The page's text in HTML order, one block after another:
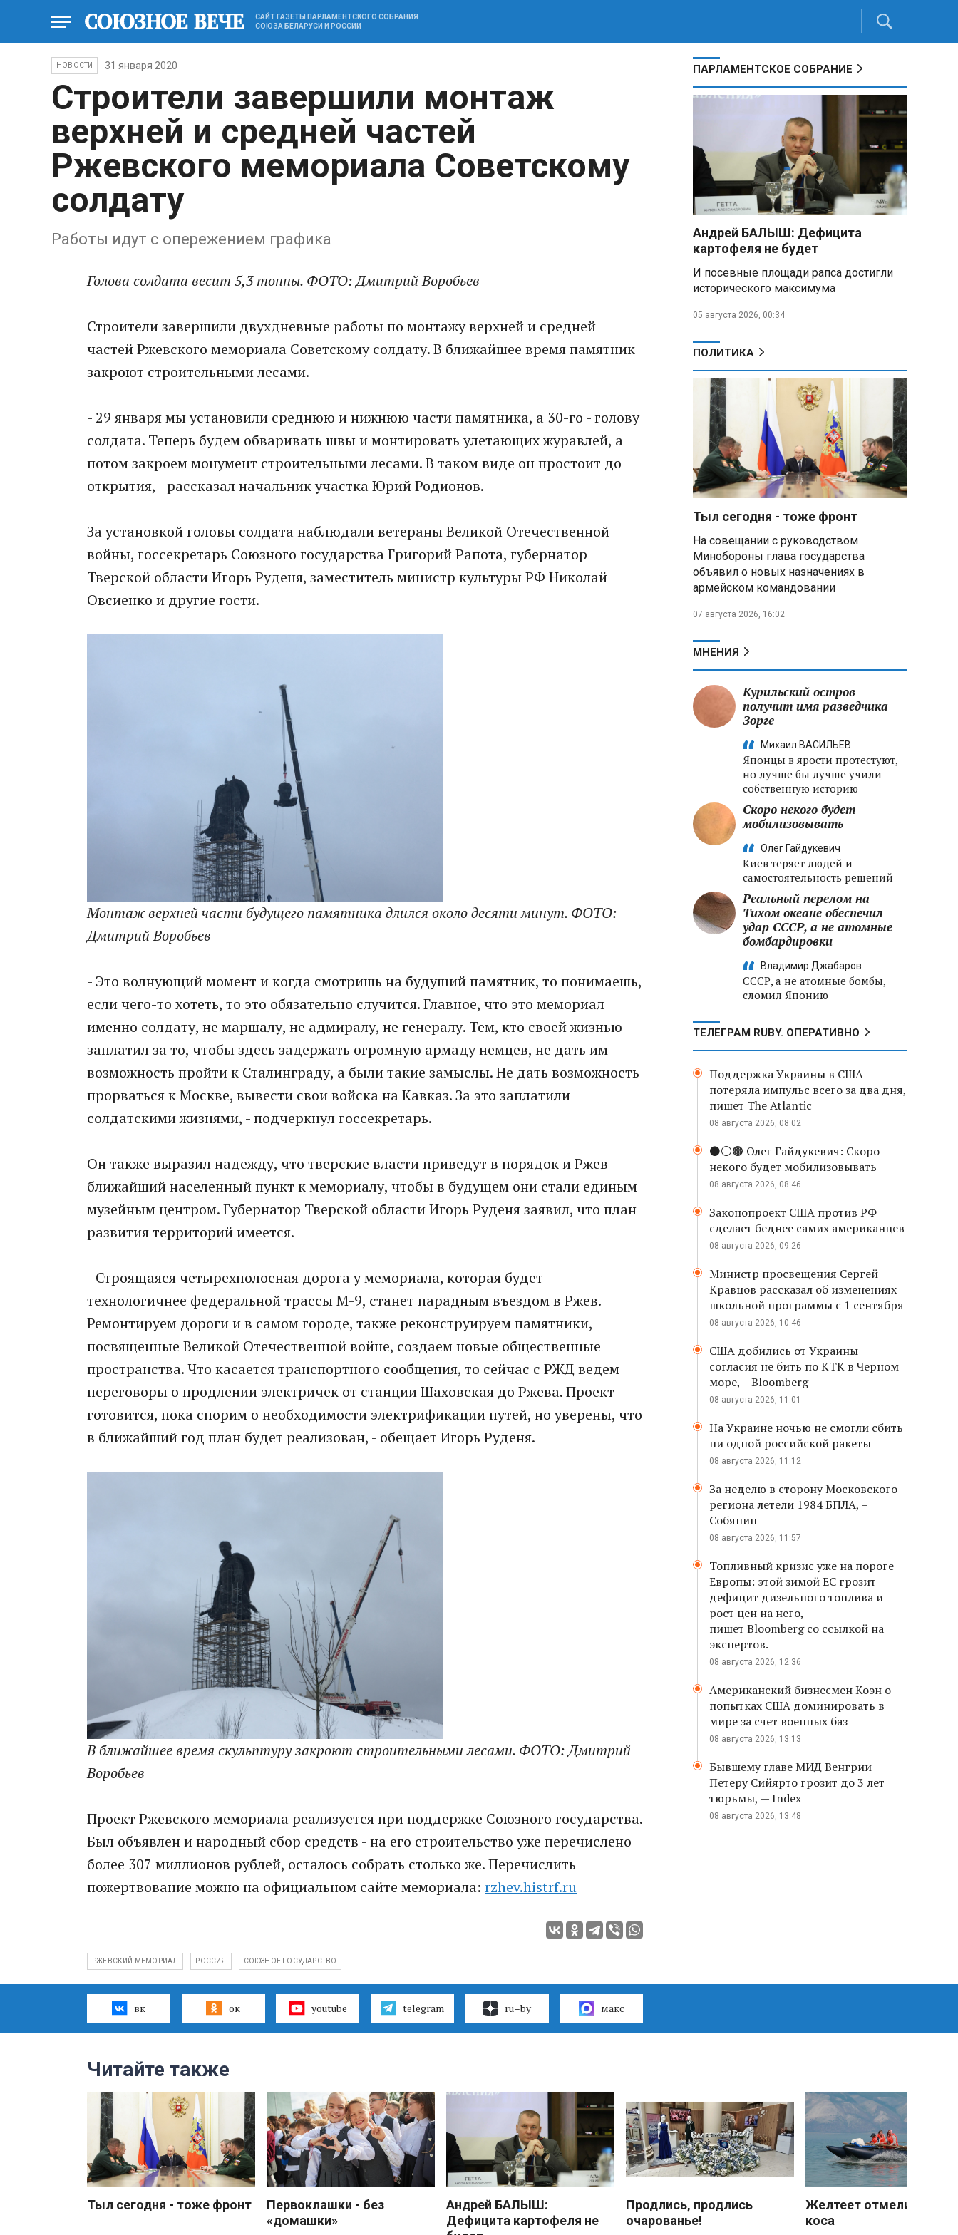
САЙТ ГАЗЕТЫ ПАРЛАМЕНТСКОГО СОБРАНИЯ
СОЮЗА БЕЛАРУСИ И РОССИИ
НОВОСТИ 31 января 2020
Строители завершили монтаж
верхней и средней частей
Ржевского мемориала Советскому
солдату
Работы идут с опережением графика
Голова солдата весит 5,3 тонны. ФОТО: Дмитрий Воробьев
Строители завершили двухдневные работы по монтажу верхней и средней
частей Ржевского мемориала Советскому солдату. В ближайшее время памятник
закроют строительными лесами.
- 29 января мы установили среднюю и нижнюю части памятника, а 30-го - голову
солдата. Теперь будем обваривать швы и монтировать улетающих журавлей, а
потом закроем монумент строительными лесами. В таком виде он простоит до
открытия, - рассказал начальник участка Юрий Родионов.
За установкой головы солдата наблюдали ветераны Великой Отечественной
войны, госсекретарь Союзного государства Григорий Рапота, губернатор
Тверской области Игорь Руденя, заместитель министр культуры РФ Николай
Овсиенко и другие гости.
Монтаж верхней части будущего памятника длился около десяти минут. ФОТО:
Дмитрий Воробьев
- Это волнующий момент и когда смотришь на будущий памятник, то понимаешь,
если чего-то хотеть, то это обязательно случится. Главное, что это мемориал
именно солдату, не маршалу, не адмиралу, не генералу. Тем, кто своей жизнью
заплатил за то, чтобы здесь задержать огромную армаду немцев, не дать им
возможность пройти к Сталинграду, а были такие замыслы. Не дать возможность
прорваться к Москве, вывести свои войска на Кавказ. За это заплатили
солдатскими жизнями, - подчеркнул госсекретарь.
Он также выразил надежду, что тверские власти приведут в порядок и Ржев –
ближайший населенный пункт к мемориалу, чтобы в будущем они стали единым
музейным центром. Губернатор Тверской области Игорь Руденя заявил, что план
развития территорий имеется.
- Строящаяся четырехполосная дорога у мемориала, которая будет
технологичнее федеральной трассы М-9, станет парадным въездом в Ржев.
Ремонтируем дороги и в самом городе, также реконструируем памятники,
посвященные Великой Отечественной войне, создаем новые общественные
пространства. Что касается транспортного сообщения, то сейчас с РЖД ведем
переговоры о продлении электричек от станции Шаховская до Ржева. Проект
готовится, пока спорим о необходимости электрификации путей, но уверены, что
в ближайший год план будет реализован, - обещает Игорь Руденя.
В ближайшее время скульптуру закроют строительными лесами. ФОТО: Дмитрий
Воробьев
Проект Ржевского мемориала реализуется при поддержке Союзного государства.
Был объявлен и народный сбор средств - на его строительство уже перечислено
более 307 миллионов рублей, осталось собрать столько же. Перечислить
пожертвование можно на официальном сайте мемориала: rzhev.histrf.ru
РЖЕВСКИЙ МЕМОРИАЛ РОССИЯ СОЮЗНОЕ ГОСУДАРСТВО
ПАРЛАМЕНТСКОЕ СОБРАНИЕ
Андрей БАЛЫШ: Дефицита
картофеля не будет
И посевные площади рапса достигли
исторического максимума
05 августа 2026, 00:34
ПОЛИТИКА
Тыл сегодня - тоже фронт
На совещании с руководством
Минобороны глава государства
объявил о новых назначениях в
армейском командовании
07 августа 2026, 16:02
МНЕНИЯ
Курильский остров
получит имя разведчика
Зорге
Михаил ВАСИЛЬЕВ
Японцы в ярости протестуют,
но лучше бы лучше учили
собственную историю
Скоро некого будет
мобилизовывать
Олег Гайдукевич
Киев теряет людей и
самостоятельность решений
Реальный перелом на
Тихом океане обеспечил
удар СССР, а не атомные
бомбардировки
Владимир Джабаров
СССР, а не атомные бомбы,
сломил Японию
ТЕЛЕГРАМ RUBY. ОПЕРАТИВНО
Поддержка Украины в США
потеряла импульс всего за два дня,
пишет The Atlantic
08 августа 2026, 08:02
⚫️⚪️🟤 Олег Гайдукевич: Скоро
некого будет мобилизовывать
08 августа 2026, 08:46
Законопроект США против РФ
сделает беднее самих американцев
08 августа 2026, 09:26
Министр просвещения Сергей
Кравцов рассказал об изменениях
школьной программы с 1 сентября
08 августа 2026, 10:46
США добились от Украины
согласия не бить по КТК в Черном
море, – Bloomberg
08 августа 2026, 11:01
На Украине ночью не смогли сбить
ни одной российской ракеты
08 августа 2026, 11:12
За неделю в сторону Московского
региона летели 1984 БПЛА, –
Собянин
08 августа 2026, 11:57
Топливный кризис уже на пороге
Европы: этой зимой ЕС грозит
дефицит дизельного топлива и
рост цен на него,
пишет Bloomberg со ссылкой на
экспертов.
08 августа 2026, 12:36
Американский бизнесмен Коэн о
попытках США доминировать в
мире за счет военных баз
08 августа 2026, 13:13
Бывшему главе МИД Венгрии
Петеру Сийярто грозит до 3 лет
тюрьмы, — Index
08 августа 2026, 13:48
вк ок youtube telegram ru–by макс
Читайте также
Тыл сегодня - тоже фронт
Первоклашки - без
«домашки»
Андрей БАЛЫШ:
Дефицита картофеля не
Продлись, продлись
очарованье!
Желтеет отмели
коса